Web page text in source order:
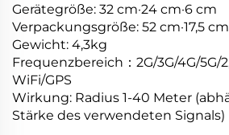
Gerätegröße: 32 cm·24 cm·6 cm
Verpackungsgröße: 52 cm·17,5
Gewicht: 4,3kg
Frequenzbereich：2G/3G/4G/5G/
WiFi/GPS
Wirkung: Radius 1-40 Meter
Stärke des verwendeten Signals)